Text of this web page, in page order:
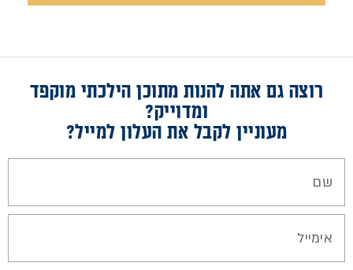
רוצה גם אתה להנות מתוכן הילכתי מוקפד
ומדוייק?
מעוניין לקבל את העלון למייל?